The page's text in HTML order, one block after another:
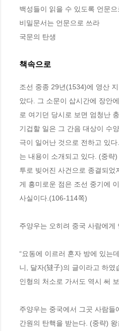
백성들이 읽을 수 있도록 언문
비밀문서는 언문으로 쓰라
국문의 탄생
책속으로
조선 중종 29년(1534)에 영산
았다. 그 소문이 삽시간에 장안
로 여기던 당시로 보면 엄청난
기겁할 일은 그 간음 대상이 수
극이 일어난 것으로 전하고 있
는 내용이 소개되고 있다. (중략
투로 빚어진 사건으로 종결되
게 흥미로운 점은 조선 중기에
사실이다.(106-114쪽)
주양우는 오히려 중국 사람에
“요동에 이르러 혼자 방에 있는
니, 달자(㺚子)의 글이라고 하였
인형의 처소로 가서도 역시 써
주양우는 중국에서 그곳 사람
간원의 탄핵을 받는다. (중략)